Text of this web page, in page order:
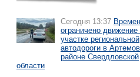
Сегодня 13:37
ограничено движение
участке региональной
автодороги в
районе Свердловской
области